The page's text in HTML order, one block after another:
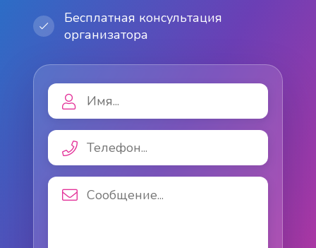
Бесплатная консультация
организатора